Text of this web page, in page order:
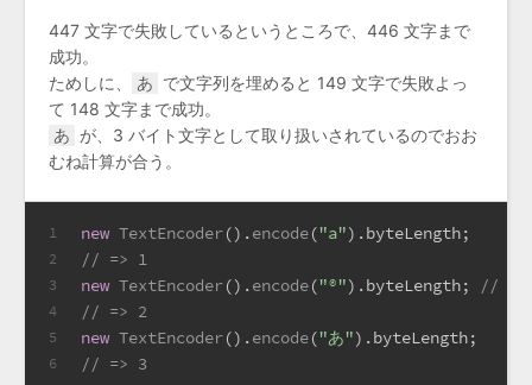
447 文字で失敗しているというところで、446 文字まで
成功。
ためしに、
あ で文字列を埋めると 149 文字で失敗よっ
て 148 文字まで成功。
あ が、3 バイト文字として取り扱いされているのでおお
むね計算が合う。
1
2
3
4
5
6
new TextEncoder().encode("a").byteLength;
// => 1
new TextEncoder().encode("®").byteLength;
//
// => 2
new TextEncoder().encode("あ").byteLength;
// => 3